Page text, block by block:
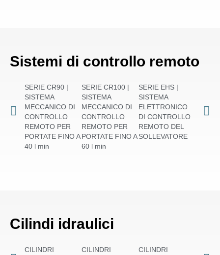
Sistemi di controllo remoto
SERIE CR90 |
SISTEMA
MECCANICO DI
CONTROLLO
REMOTO PER
PORTATE FINO A
40 l min
SERIE CR100 |
SISTEMA
MECCANICO DI
CONTROLLO
REMOTO PER
PORTATE FINO A
60 l min
SERIE EHS |
SISTEMA
ELETTRONICO
DI CONTROLLO
REMOTO DEL
SOLLEVATORE
Cilindi idraulici
CILINDRI
CILINDRI
CILINDRI